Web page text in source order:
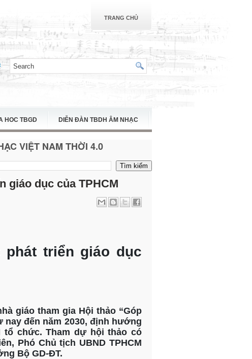
TRANG CHỦ
HOC TBGD DIỄN ĐÀN TBDH ÂM NHẠC
VIỆT NAM THỜI 4.0
giáo dục của TPHCM
triển giáo dục
giáo tham gia Hội thảo “Góp
đến năm 2030, định hướng
tổ chức. Tham dự hội thảo có
Phó Chủ tịch UBND TPHCM
Bộ GD-ĐT.